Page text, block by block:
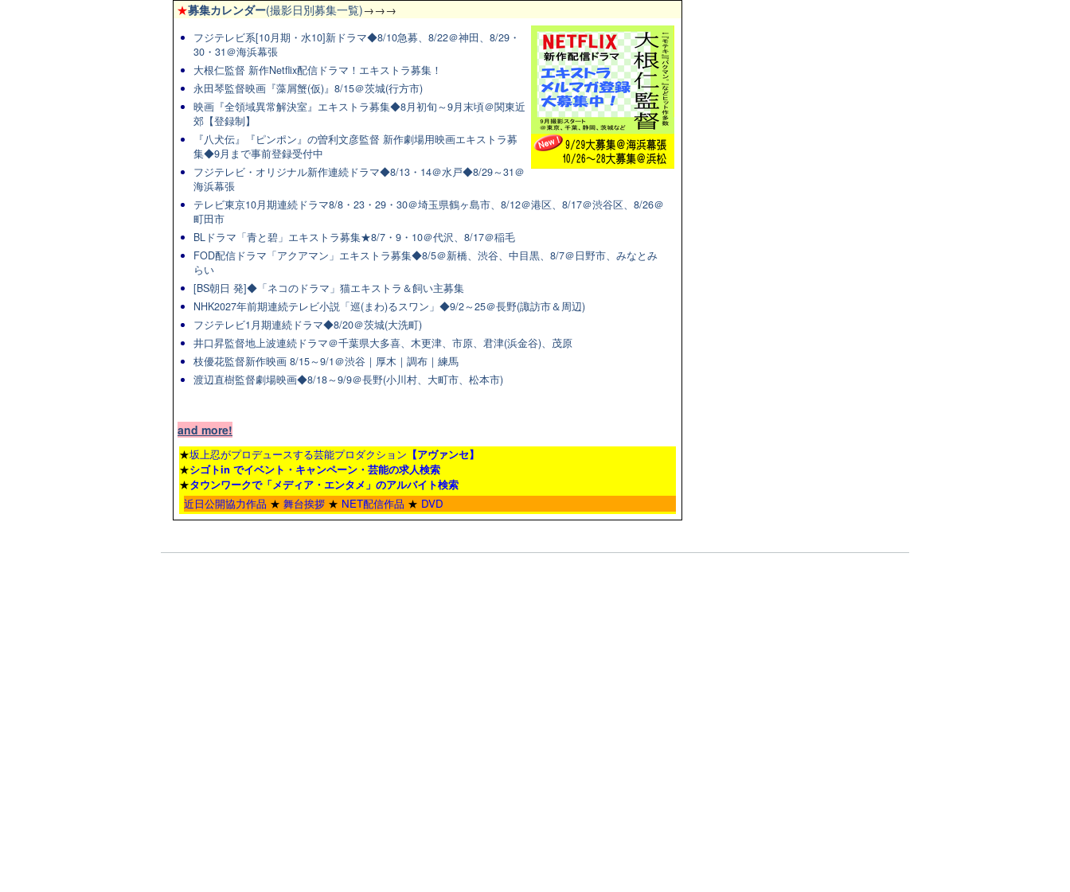
★募集カレンダー(撮影日別募集一覧)→→→
フジテレビ系[10月期・水10]新ドラマ◆8/10急募、8/22＠神田、8/29・
30・31＠海浜幕張
大根仁監督 新作Netflix配信ドラマ！エキストラ募集！
永田琴監督映画『藻屑蟹(仮)』8/15＠茨城(行方市)
映画『全領域異常解決室』エキストラ募集◆8月初旬～9月末頃＠関東近
郊【登録制】
『八犬伝』『ピンポン』の曽利文彦監督 新作劇場用映画エキストラ募
集◆9月まで事前登録受付中
フジテレビ・オリジナル新作連続ドラマ◆8/13・14＠水戸◆8/29～31＠
海浜幕張
テレビ東京10月期連続ドラマ8/8・23・29・30＠埼玉県鶴ヶ島市、8/12＠港区、8/17＠渋谷区、8/26＠
町田市
BLドラマ「青と碧」エキストラ募集★8/7・9・10＠代沢、8/17＠稲毛
FOD配信ドラマ「アクアマン」エキストラ募集◆8/5＠新橋、渋谷、中目黒、8/7＠日野市、みなとみ
らい
[BS朝日 発]◆「ネコのドラマ」猫エキストラ＆飼い主募集
NHK2027年前期連続テレビ小説「巡(まわ)るスワン」◆9/2～25＠長野(諏訪市＆周辺)
フジテレビ1月期連続ドラマ◆8/20＠茨城(大洗町)
井口昇監督地上波連続ドラマ＠千葉県大多喜、木更津、市原、君津(浜金谷)、茂原
枝優花監督新作映画 8/15～9/1＠渋谷｜厚木｜調布｜練馬
渡辺直樹監督劇場映画◆8/18～9/9＠長野(小川村、大町市、松本市)
and more!
★坂上忍がプロデュースする芸能プロダクション 【アヴァンセ】
★シゴトin でイベント・キャンペーン・芸能の求人検索
★タウンワークで「メディア・エンタメ」のアルバイト検索
近日公開協力作品 ★ 舞台挨拶 ★ NET配信作品 ★ DVD